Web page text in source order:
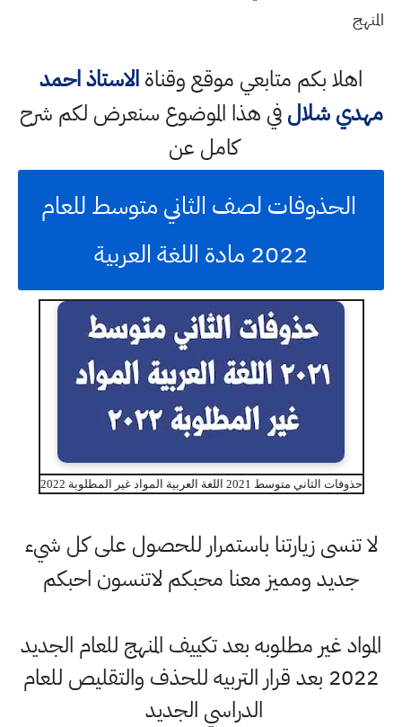
المنهج
اهلا بكم متابعي موقع وقناةالاستاذ احمد
مهدي شلالفي هذا الموضوع سنعرض لكم شرح
كامل عن
الحذوفات لصف الثاني متوسط للعام
2022 مادة اللغة العربية
حذوفات الثاني متوسط 2021 اللغة العربية المواد غير المطلوبة 2022
لا تنسى زيارتنا باستمرار للحصول على كل شيء
جديد ومميز معنا محبكم لاتنسون احبكم
المواد غير مطلوبه بعد تكييف المنهج للعام الجديد
2022 بعد قرار التربيه للحذف والتقليص للعام
الدراسي الجديد